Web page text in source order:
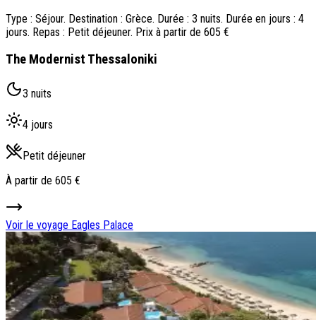
Type : Séjour. Destination : Grèce. Durée : 3 nuits. Durée en jours : 4
jours. Repas : Petit déjeuner. Prix à partir de 605 €
The Modernist Thessaloniki
3 nuits
4 jours
Petit déjeuner
À partir de 605 €
Voir le voyage Eagles Palace